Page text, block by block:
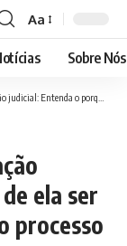
Aa
Sobre Nós
de ela ser essencial para o sucesso do processo
ela ser
processo